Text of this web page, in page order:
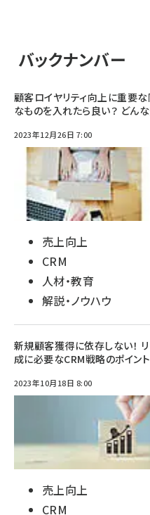
バックナンバー
顧客ロイヤリティ向上に重要な
なものを入れたら良い？ どん
2023年12月26日 7:00
売上向上
CRM
人材・教育
解説・ノウハウ
新規顧客獲得に依存しない！
成に必要なCRM戦略のポイン
2023年10月18日 8:00
売上向上
CRM